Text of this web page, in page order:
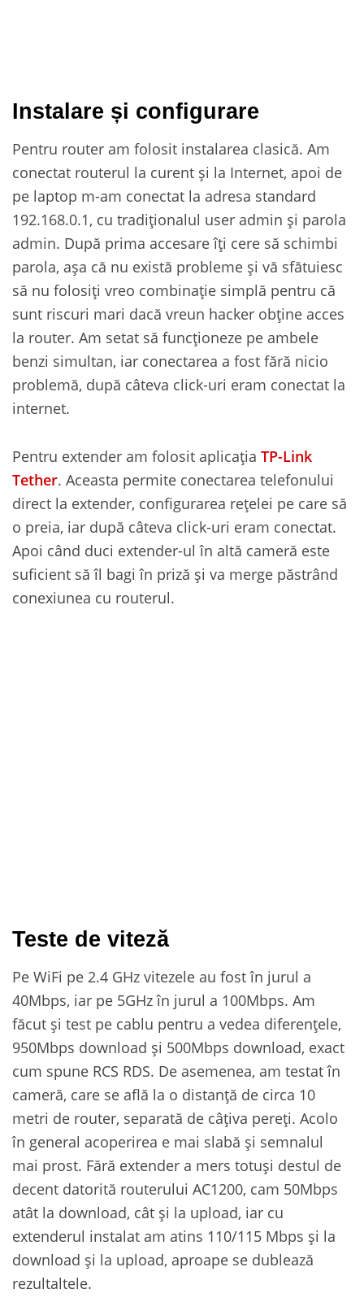
Instalare și configurare
Pentru router am folosit instalarea clasică. Am
conectat routerul la curent și la Internet, apoi de
pe laptop m-am conectat la adresa standard
192.168.0.1, cu tradiționalul user admin și parola
admin. După prima accesare îți cere să schimbi
parola, așa că nu există probleme și vă sfătuiesc
să nu folosiți vreo combinație simplă pentru că
sunt riscuri mari dacă vreun hacker obține acces
la router. Am setat să funcționeze pe ambele
benzi simultan, iar conectarea a fost fără nicio
problemă, după câteva click-uri eram conectat la
internet.
Pentru extender am folosit aplicația TP-Link
Tether. Aceasta permite conectarea telefonului
direct la extender, configurarea rețelei pe care să
o preia, iar după câteva click-uri eram conectat.
Apoi când duci extender-ul în altă cameră este
suficient să îl bagi în priză și va merge păstrând
conexiunea cu routerul.
Teste de viteză
Pe WiFi pe 2.4 GHz vitezele au fost în jurul a
40Mbps, iar pe 5GHz în jurul a 100Mbps. Am
făcut și test pe cablu pentru a vedea diferențele,
950Mbps download și 500Mbps download, exact
cum spune RCS RDS. De asemenea, am testat în
cameră, care se află la o distanță de circa 10
metri de router, separată de câțiva pereți. Acolo
în general acoperirea e mai slabă și semnalul
mai prost. Fără extender a mers totuși destul de
decent datorită routerului AC1200, cam 50Mbps
atât la download, cât și la upload, iar cu
extenderul instalat am atins 110/115 Mbps și la
download și la upload, aproape se dublează
rezultaltele.